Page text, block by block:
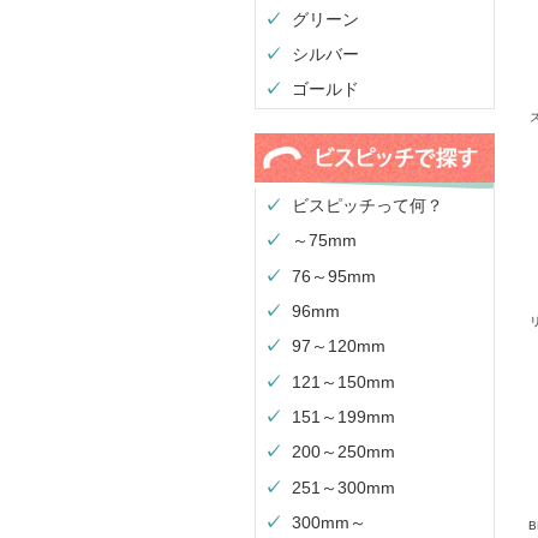
グリーン
シルバー
ゴールド
ビスピッチって何？
～75mm
76～95mm
96mm
97～120mm
121～150mm
151～199mm
200～250mm
251～300mm
300mm～